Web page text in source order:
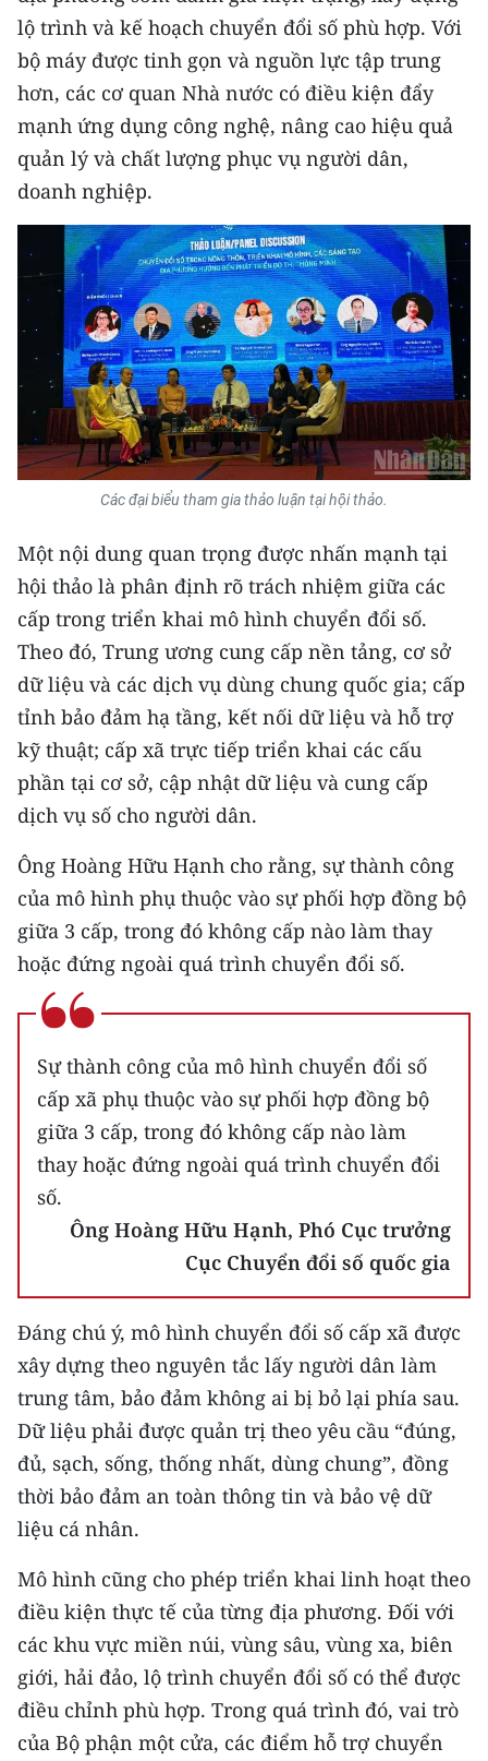
lộ trình và kế hoạch chuyển đổi số phù hợp. Với
bộ máy được tinh gọn và nguồn lực tập trung
hơn, các cơ quan Nhà nước có điều kiện đẩy
mạnh ứng dụng công nghệ, nâng cao hiệu quả
quản lý và chất lượng phục vụ người dân,
doanh nghiệp.
Các đại biểu tham gia thảo luận tại hội thảo.
Một nội dung quan trọng được nhấn mạnh tại
hội thảo là phân định rõ trách nhiệm giữa các
cấp trong triển khai mô hình chuyển đổi số.
Theo đó, Trung ương cung cấp nền tảng, cơ sở
dữ liệu và các dịch vụ dùng chung quốc gia; cấp
tỉnh bảo đảm hạ tầng, kết nối dữ liệu và hỗ trợ
kỹ thuật; cấp xã trực tiếp triển khai các cấu
phần tại cơ sở, cập nhật dữ liệu và cung cấp
dịch vụ số cho người dân.
Ông Hoàng Hữu Hạnh cho rằng, sự thành công
của mô hình phụ thuộc vào sự phối hợp đồng bộ
giữa 3 cấp, trong đó không cấp nào làm thay
hoặc đứng ngoài quá trình chuyển đổi số.
Sự thành công của mô hình chuyển đổi số
cấp xã phụ thuộc vào sự phối hợp đồng bộ
giữa 3 cấp, trong đó không cấp nào làm
thay hoặc đứng ngoài quá trình chuyển đổi
số.
Ông Hoàng Hữu Hạnh, Phó Cục trưởng
Cục Chuyển đổi số quốc gia
Đáng chú ý, mô hình chuyển đổi số cấp xã được
xây dựng theo nguyên tắc lấy người dân làm
trung tâm, bảo đảm không ai bị bỏ lại phía sau.
Dữ liệu phải được quản trị theo yêu cầu “đúng,
đủ, sạch, sống, thống nhất, dùng chung”, đồng
thời bảo đảm an toàn thông tin và bảo vệ dữ
liệu cá nhân.
Mô hình cũng cho phép triển khai linh hoạt theo
điều kiện thực tế của từng địa phương. Đối với
các khu vực miền núi, vùng sâu, vùng xa, biên
giới, hải đảo, lộ trình chuyển đổi số có thể được
điều chỉnh phù hợp. Trong quá trình đó, vai trò
của Bộ phận một cửa, các điểm hỗ trợ chuyển